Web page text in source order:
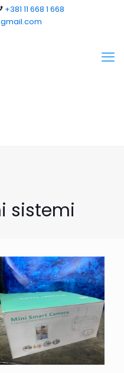
+381 11 668 1 668
sistemi